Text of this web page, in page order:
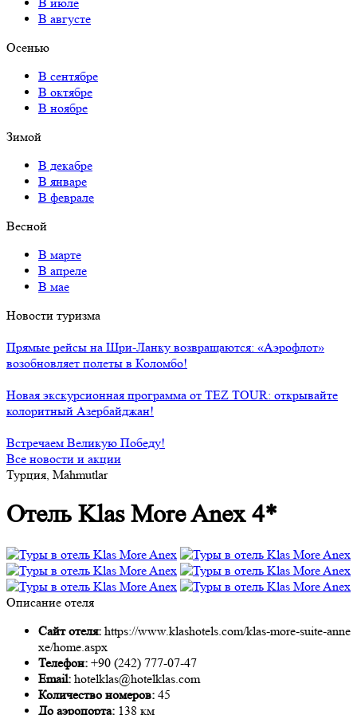
В августе
Осенью
В сентябре
В октябре
В ноябре
Зимой
В декабре
В январе
В феврале
Весной
В марте
В апреле
В мае
Новости туризма
Прямые рейсы на Шри-Ланку возвращаются: «Аэрофлот»
возобновляет полеты в Коломбо!
Новая экскурсионная программа от TEZ TOUR: открывайте
колоритный Азербайджан!
Встречаем Великую Победу!
Все новости и акции
Турция, Mahmutlar
Отель Klas More Anex 4*
Описание отеля
Сайт отеля: https://www.klashotels.com/klas-more-suite-anne
xe/home.aspx
Телефон: +90 (242) 777-07-47
Email: hotelklas@hotelklas.com
Количество номеров: 45
До аэропорта: 138 км